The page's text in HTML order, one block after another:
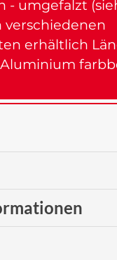
- umgefalzt
verschiedenen
erhältlich